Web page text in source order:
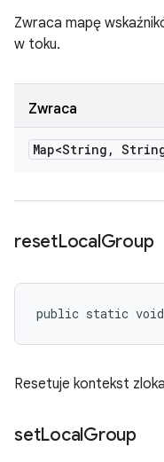
Zwraca mapę
w toku.
Zwraca
Map<String ,
resetLocalGroup
public static void
Resetuje kontekst
setLocalGroup